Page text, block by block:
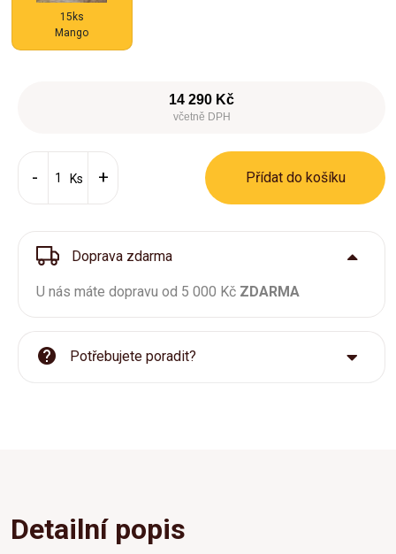
15ks
Mango
14 290 Kč
včetně DPH
Ks Přídat do košíku
Doprava zdarma
U nás máte dopravu od 5 000 Kč ZDARMA
Potřebujete poradit?
Detailní popis